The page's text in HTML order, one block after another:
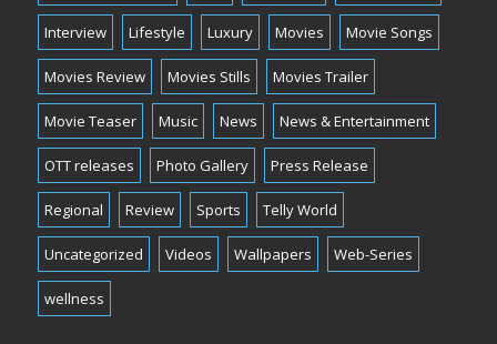
Interview Lifestyle Luxury Movies Movie Songs
Movies Review Movies Stills Movies Trailer
Movie Teaser Music News News & Entertainment
OTT releases Photo Gallery Press Release
Regional Review Sports Telly World
Uncategorized Videos Wallpapers Web-Series
wellness